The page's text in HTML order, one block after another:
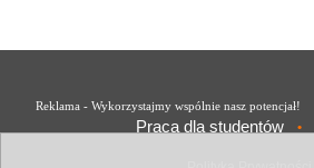
Reklama - Wykorzystajmy wspólnie nasz potencjał!
Praca dla studentów •